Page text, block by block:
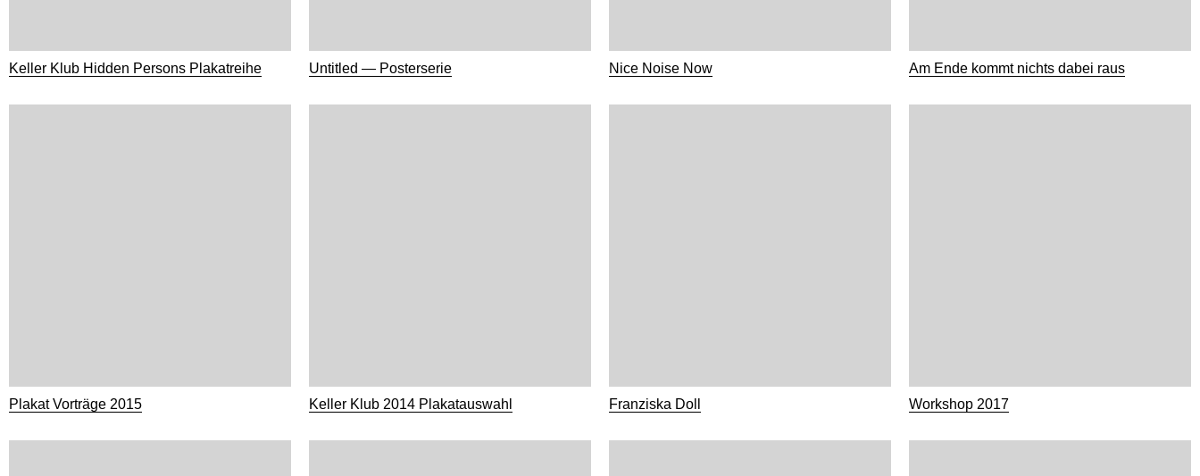
Keller Klub Hidden Persons Plakatreihe Untitled — Posterserie Nice Noise Now Am Ende kommt nichts dabei raus
Plakat Vorträge 2015 Keller Klub 2014 Plakatauswahl Franziska Doll Workshop 2017